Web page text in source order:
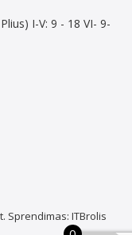
I-V: 9 - 18 VI- 9-
Sprendimas: ITBrolis